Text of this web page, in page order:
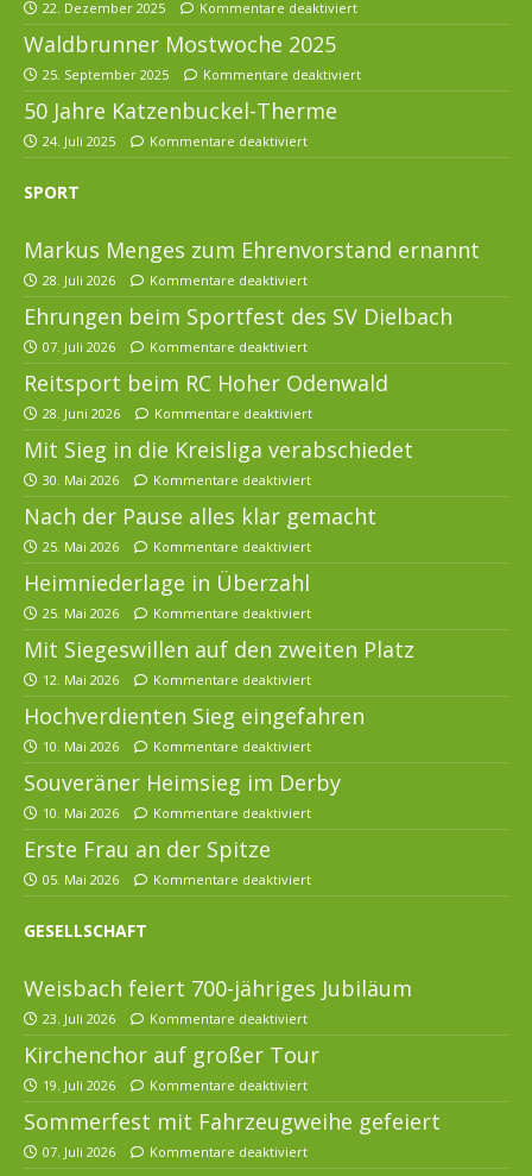
22. Dezember 2025 Kommentare deaktiviert
Waldbrunner Mostwoche 2025
25. September 2025 Kommentare deaktiviert
50 Jahre Katzenbuckel-Therme
24. Juli 2025 Kommentare deaktiviert
SPORT
Markus Menges zum Ehrenvorstand ernannt
28. Juli 2026 Kommentare deaktiviert
Ehrungen beim Sportfest des SV Dielbach
07. Juli 2026 Kommentare deaktiviert
Reitsport beim RC Hoher Odenwald
28. Juni 2026 Kommentare deaktiviert
Mit Sieg in die Kreisliga verabschiedet
30. Mai 2026 Kommentare deaktiviert
Nach der Pause alles klar gemacht
25. Mai 2026 Kommentare deaktiviert
Heimniederlage in Überzahl
25. Mai 2026 Kommentare deaktiviert
Mit Siegeswillen auf den zweiten Platz
12. Mai 2026 Kommentare deaktiviert
Hochverdienten Sieg eingefahren
10. Mai 2026 Kommentare deaktiviert
Souveräner Heimsieg im Derby
10. Mai 2026 Kommentare deaktiviert
Erste Frau an der Spitze
05. Mai 2026 Kommentare deaktiviert
GESELLSCHAFT
Weisbach feiert 700-jähriges Jubiläum
23. Juli 2026 Kommentare deaktiviert
Kirchenchor auf großer Tour
19. Juli 2026 Kommentare deaktiviert
Sommerfest mit Fahrzeugweihe gefeiert
07. Juli 2026 Kommentare deaktiviert